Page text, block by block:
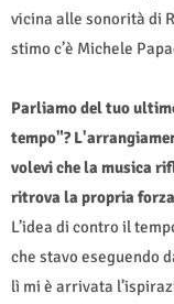
vicina alle sonorità di
stimo c’è Michele
Parliamo del tuo
tempo"?
volevi che la musica
ritrova la propria
L’idea di contro il
che stavo eseguendo
lì mi è arrivata